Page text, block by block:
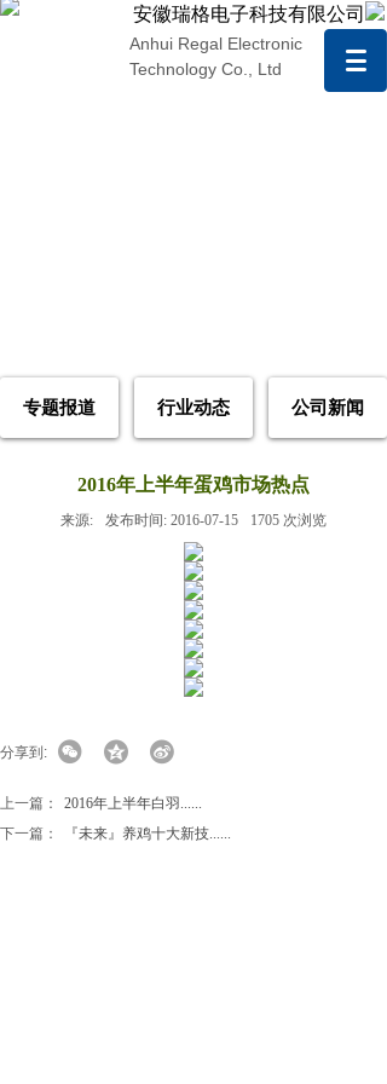
安徽瑞格电子科技有限公司
Anhui Regal Electronic
Technology Co., Ltd
专题报道 公司新闻
行业动态
2016年上半年蛋鸡市场热点
来源: 发布时间: 2016-07-15 1705 次浏览
分享到:
上一篇：
2016年上半年白羽......
下一篇：
『未来』养鸡十大新技......